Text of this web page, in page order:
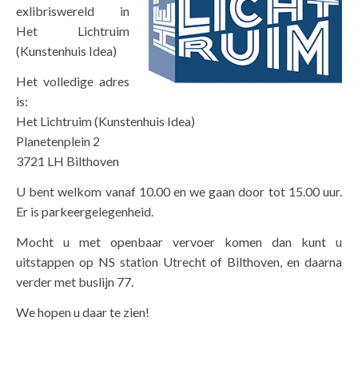
exlibriswereld in
Het Lichtruim
(Kunstenhuis Idea)
Het volledige adres
is:
Het Lichtruim (Kunstenhuis Idea)
Planetenplein 2
3721 LH Bilthoven
U bent welkom vanaf 10.00 en we gaan door tot 15.00 uur.
Er is parkeergelegenheid.
Mocht u met openbaar vervoer komen dan kunt u
uitstappen op NS station Utrecht of Bilthoven, en daarna
verder met buslijn 77.
We hopen u daar te zien!